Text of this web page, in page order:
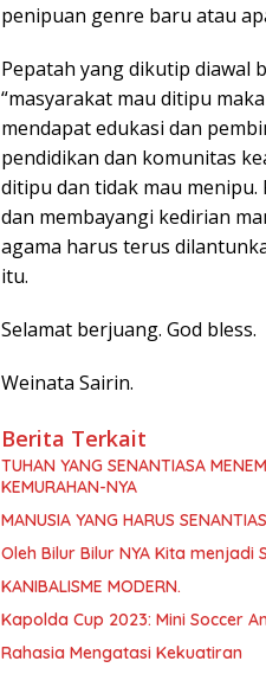
penipuan genre baru atau
Pepatah yang dikutip diawal
“masyarakat mau ditipu
mendapat edukasi dan
pendidikan dan komunitas
ditipu dan tidak mau
dan membayangi kedirian
agama harus terus
itu.
Selamat berjuang. God bless.
Weinata Sairin.
Berita Terkait
TUHAN YANG SENANTIASA
KEMURAHAN-NYA
MANUSIA YANG HARUS
Oleh Bilur Bilur NYA Kita menjadi
KANIBALISME MODERN.
Kapolda Cup 2023: Mini Soccer
Rahasia Mengatasi Kekuatiran